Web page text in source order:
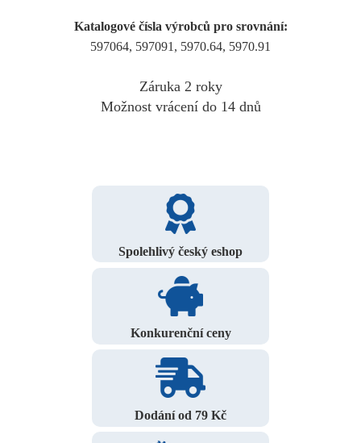
Katalogové čísla výrobců pro srovnání:
597064, 597091, 5970.64, 5970.91
Záruka 2 roky
Možnost vrácení do 14 dnů
Spolehlivý český eshop
Konkurenční ceny
Dodání od 79 Kč